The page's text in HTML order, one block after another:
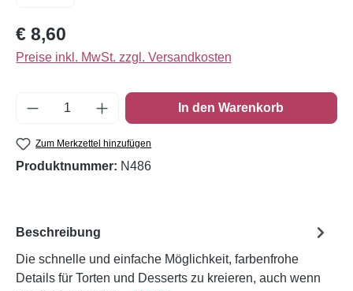
Regulärer Preis:
€ 8,60
Preise inkl. MwSt. zzgl. Versandkosten
Produkt Anzahl: Gib den gewünschten
In den Warenkorb
Zum Merkzettel hinzufügen
Produktnummer: N486
Beschreibung
Die schnelle und einfache Möglichkeit, farbenfrohe
Details für Torten und Desserts zu kreieren, auch wenn